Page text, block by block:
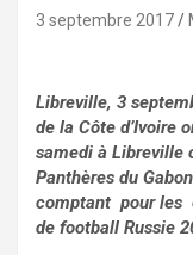
3 septembre 2017
Libreville, 3
de la Côte d’Ivoire
samedi à Libreville
Panthères du
comptant pour les
de football Russie